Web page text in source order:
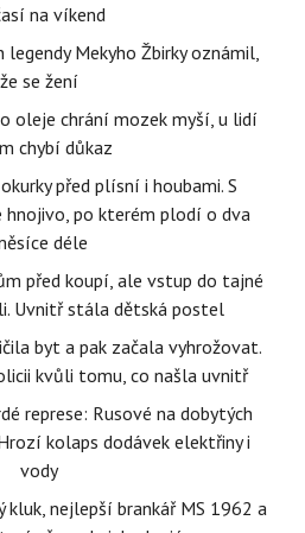
na víkend
legendy Mekyho Žbirky oznámil,
že se žení
oleje chrání mozek myší, u lidí
chybí důkaz
před plísní i houbami. S
hnojivo, po kterém plodí o dva
déle
před koupí, ale vstup do tajné
Uvnitř stála dětská postel
byt a pak začala vyhrožovat.
kvůli tomu, co našla uvnitř
represe: Rusové na dobytých
kolaps dodávek elektřiny i
vody
kluk, nejlepší brankář MS 1962 a